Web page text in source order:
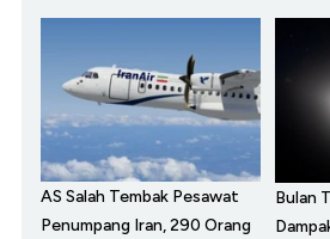
AS Salah Tembak Pesawat
Penumpang Iran, 290 Orang
Bulan